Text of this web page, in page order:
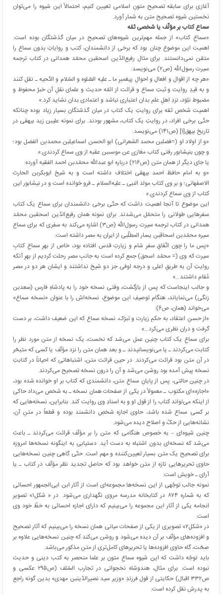
آغازی برای سابقه تصحیح متونِ اسلامی تعیین کنیم، احتمالاً این شیوه را می‌توان
نخستین شیوه تصحیح متن به شمار آورد.
سماع کتاب بر مؤلّف یا شخصی ثقه
«سماعِ کتاب» از جمله مهم‌ترین شیوه‌های تصحیح در میان گذشتگان بوده است.
اهمیت این موضوع چنان بود که برخی از دانشمندان، کتب و روایاتِ بدون سماع را
متقن نمی‌دانستند. برای مثال رفیع‌الدّین اسحق‏بن‏ محمّد همدانی در کتاب ترجمه
سیرت رسول‌الله (ص۲) می‌نویسد:
«هر چه از اقوال و افعال و احوالِ پیغمبرِ ما ـ علیه الصّلوه و السّلام و التّحیه ـ نقل کنند
و به قیدِ روایت و ثبتِ سماع و قرائت از ائمّه حدیث و علمای نقلِ آن خبرْ محفوظ و
مضبوط نبُوَد، نزدِ اهلِ علم بدان اعتباری نباشد و اعتمادی بدان نشاید کرد.»
اهمیت شخص ثقه برای روایتِ یک کتاب در میان گذشتگان بسیار زیاد بوده چنانکه
حتّی برخی افراد، در روایتِ یک کتاب، مشهور بودند. برای نمونه علی‏بن‏ زید بیهقی در
تاریخ بیهق[۱] (ص۱۴۱) می‌نویسد:
«و از اولاد او (=فضل‏بن‏ محمد الشعرانى) ابو الحسن اسماعیل‏بن‏ محمد‏بن‏ الفضل بود؛
و چون بنیشابور رفتى کتاب مغازى عن موسى‏بن‏ عقبه از وى سماع کردندى.»
یا جای دیگر از همان متن (ص۲۱۶) درباره ابو عبدالله محمّد‏بن‏ احمد الفقیه آورده:
«و به امام حافظ احمد بیهقى اختلاف داشته است و به شیخ ابوبکر‏بن‏ الحارث
الاصفهانى؛ و بر وى کتاب مولد النبی ـ علیه‌السلام ـ فرو خوانده است و در نیشابور این
کتاب از وى سماع کردندى‏.»
این موضوع تا آنجا اهمیت داشت که حتّی برخی دانشمندان برای سماع یک کتاب
سفرهایی طولانی را متحمّل می‌شدند. برای نمونه همان رفیع‌الدّین اسحق‏بن‏ محمّد
همدانی در کتاب ترجمه سیرت رسول‌الله (ص۳) اشاره می‌کند به سفری که برای سماع
سیره محمّد‏بن‏ اسحاق‏بن‏ یسار المطلّبی از ایران به مصر داشته است:
«پس ما را چون اتّفاقِ سفرِ شام و زیارتِ قدس افتاده بود، خاص از بهرِ سماعِ کتابِ
سیرت که وی (= محمّد اسحق) جمع کرده است به جانبِ مصر رحلت کردیم از بهرِ آنکه
روایتِ آن به طریقِ اعلی و درجه اوفی جز دو شیخ نداشتند و ایشان هر دو در مصر
مُقام داشتند…»
و جالب اینجاست که پس از بازگشت، وقتی نسخه خود را به پادشاهِ فارس (سعد‏بن‏
زنگی) می‌نمایاند، هنگام توصیفِ این موضوع، نسخه‌اش را با عنوان «نسخه سماع»
می‌خواند (همان، ص۶):
«از حسنِ اعتقاد، به حکمِ زیارت و تبرّک، نسخه سماع که این ضعیف داشت، بر دست
گرفت و دران نظری می‌کرد…»
برای سماعِ یک کتاب چنین عمل می‌شد که نخست، یک نسخه از متن مورد نظر را
کتابت می‌کردند ـ یا می‌نویسانیدند ـ و بعد همان متن را نزد مؤلّف یا کسی که متبحّر
در آن متن بود قرائت می‌کردند. در حین قرائت متن، اشتباهاتی که احیاناً در کتابتِ
نسخه پیش آمده بود روشن می‌شد و آن را درون نسخه تصحیح می‌کردند.
در چنین حالتی، پس از پایانِ سماعِ متن، دانشمندی که کتاب بر او خوانده شده بود،
«اجازه»‏‏‏ای مکتوب ـ معمولاً در یکی از صفحات همان نسخه ـ به شخص می‌داد حاکی
از اینکه می‌تواند کتاب را از قول او و به اسنادِ وی روایت کند. بنابراین، نسخه‌هایی که
بر کسی سماع شده باشد، حاوی اجازه شخصِ دانشمند بوده و قطعاً در متنِ آن،
نشانه‌هایی از حکّ و اصلاح دیده می‌شود.
چنین شیوه‌ای – به خصوص هنگامی که متن را بر مؤلّف قرائت می‌کردند ـ باعث
می‌شد که نسخه‌ای بدون اشتباه به دست آید. دستیابی به اینگونه نسخه‌ها امروزه
برای تصحیح یک متن بسیار تعیین‌کننده و مهم است. حتّی گاهی چنین نسخه‌هایی
حاوی تحریرهایی تازه از متن خواهد بود که حاصل تجدید نظر مؤلّف در کتاب ـ یا
آرای ـ خویش است.
نمونه جالب توجّهی از این نسخه‌ها مجموعه‌ای است از آثار ابن ابی‌الجمهور احسائی
که به شماره ۸۷۴ در کتابخانه مدرسه مروی نگهداری می‌شود. در « شکل۱» تصویر
انجامه یکی از آثار این مجموعه را می‌بینیم که دارای اجازه احسائی به خطّ خود وی
است.
در «شکل۲» تصویری از یکی از صفحات میانی همان نسخه را می‌بینیم که آثار تصحیح
و افزوده‌های مؤلّف بر آن دیده می‌شود و روشن می‌کند که چنین نسخه‌هایی علاوه بر
صحّت، گاه حاوی افزوده‌ها یا تحریرهای کامل‌تری از متنِ مذکور می‌باشد.
باید توجّه داشت که این شیوه سماعِ متون بر علما منحصر به کتب دینی و حدیث
نبوده است. برای مثال، هندوشاه نخجوانی در تجارب السّلف (ص۲۹۵ عکسی و
ص۳۳۲ اقبال) حکایتی از قول فرزندِ «وزیر سید نصیرالدّین‏بن‏ مهدی» بدین گونه راجع
به پدرش نقل کرده است: